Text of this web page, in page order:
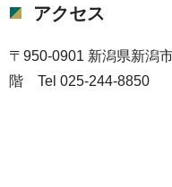
アクセス
〒950-0901 新潟県新潟
階 Tel 025-244-8850